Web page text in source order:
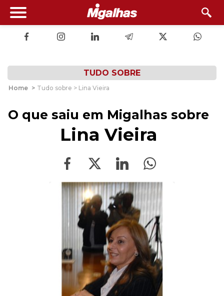
TUDO SOBRE
Home > Tudo sobre > Lina Vieira
O que saiu em Migalhas sobre
Lina Vieira